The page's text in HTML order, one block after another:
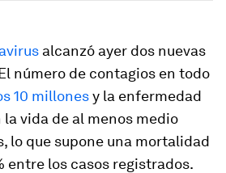
alcanzó ayer dos nuevas
número de contagios en todo
10 millonesy la enfermedad
la vida de al menos medio
lo que supone una mortalidad
entre los casos registrados.